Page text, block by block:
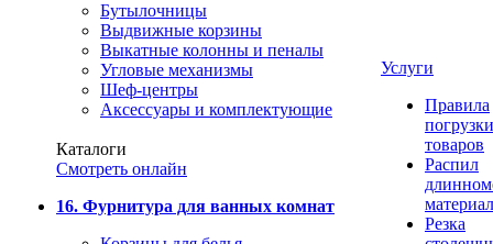
Бутылочницы
Выдвижные корзины
Выкатные колонны и пеналы
Угловые механизмы
Шеф-центры
Аксессуары и комплектующие
Каталоги
Смотреть онлайн
16. Фурнитура для ванных комнат
Услуги
Правила
погрузки
товаров
Распил
Резка